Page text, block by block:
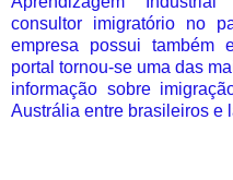
consultor imigratório no
empresa possui também
portal tornou-se uma das
informação sobre
Austrália entre brasileiros e